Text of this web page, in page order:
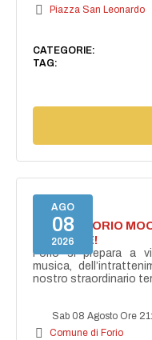
Piazza San Leonardo
CATEGORIE:
TAG:
AGO
08
2026
NASCE “FORIO
ACCENDE!
Forio si prepara a
musica,
nostro straordinario
Sab 08 Agosto Ore
Comune di Forio